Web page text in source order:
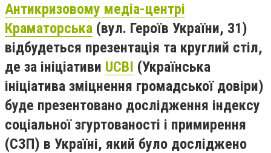
Антикризовому медіа-центрі
Краматорська (вул. Героїв України, 31)
відбудеться презентація та круглий стіл,
де за ініціативи UCBI (Українська
ініціатива зміцнення громадської довіри)
буде презентовано дослідження індексу
соціальної згуртованості і примирення
(СЗП) в Україні, який було досліджено